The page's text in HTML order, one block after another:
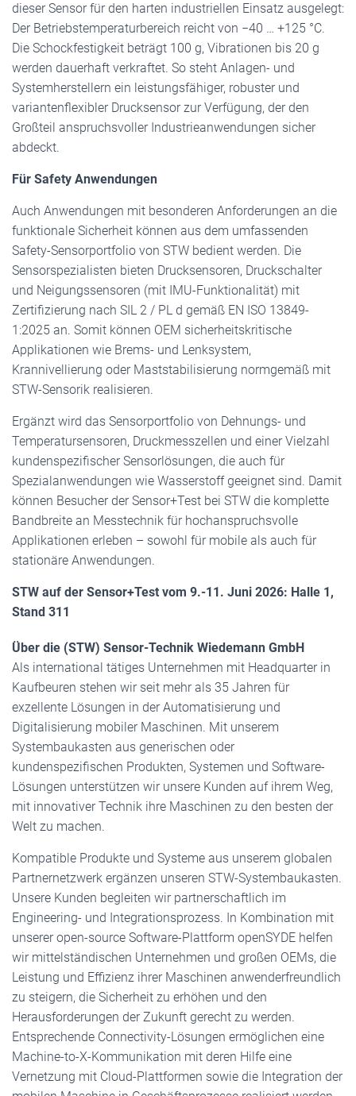
dieser Sensor für den harten industriellen Einsatz ausgelegt:
Der Betriebstemperaturbereich reicht von −40 … +125 °C.
Die Schockfestigkeit beträgt 100 g, Vibrationen bis 20 g
werden dauerhaft verkraftet. So steht Anlagen- und
Systemherstellern ein leistungsfähiger, robuster und
variantenflexibler Drucksensor zur Verfügung, der den
Großteil anspruchsvoller Industrieanwendungen sicher
abdeckt.
Für Safety Anwendungen
Auch Anwendungen mit besonderen Anforderungen an die
funktionale Sicherheit können aus dem umfassenden
Safety-Sensorportfolio von STW bedient werden. Die
Sensorspezialisten bieten Drucksensoren, Druckschalter
und Neigungssensoren (mit IMU-Funktionalität) mit
Zertifizierung nach SIL 2 / PL d gemäß EN ISO 13849-
1:2025 an. Somit können OEM sicherheitskritische
Applikationen wie Brems- und Lenksystem,
Krannivellierung oder Maststabilisierung normgemäß mit
STW-Sensorik realisieren.
Ergänzt wird das Sensorportfolio von Dehnungs- und
Temperatursensoren, Druckmesszellen und einer Vielzahl
kundenspezifischer Sensorlösungen, die auch für
Spezialanwendungen wie Wasserstoff geeignet sind. Damit
können Besucher der Sensor+Test bei STW die komplette
Bandbreite an Messtechnik für hochanspruchsvolle
Applikationen erleben – sowohl für mobile als auch für
stationäre Anwendungen.
STW auf der Sensor+Test vom 9.-11. Juni 2026: Halle 1,
Stand 311
Über die (STW) Sensor-Technik Wiedemann GmbH
Als international tätiges Unternehmen mit Headquarter in
Kaufbeuren stehen wir seit mehr als 35 Jahren für
exzellente Lösungen in der Automatisierung und
Digitalisierung mobiler Maschinen. Mit unserem
Systembaukasten aus generischen oder
kundenspezifischen Produkten, Systemen und Software-
Lösungen unterstützen wir unsere Kunden auf ihrem Weg,
mit innovativer Technik ihre Maschinen zu den besten der
Welt zu machen.
Kompatible Produkte und Systeme aus unserem globalen
Partnernetzwerk ergänzen unseren STW-Systembaukasten.
Unsere Kunden begleiten wir partnerschaftlich im
Engineering- und Integrationsprozess. In Kombination mit
unserer open-source Software-Plattform openSYDE helfen
wir mittelständischen Unternehmen und großen OEMs, die
Leistung und Effizienz ihrer Maschinen anwenderfreundlich
zu steigern, die Sicherheit zu erhöhen und den
Herausforderungen der Zukunft gerecht zu werden.
Entsprechende Connectivity-Lösungen ermöglichen eine
Machine-to-X-Kommunikation mit deren Hilfe eine
Vernetzung mit Cloud-Plattformen sowie die Integration der